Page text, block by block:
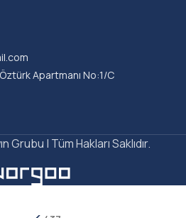
Apartmanı No:1/C
Grubu | Tüm Hakları Saklıdır.